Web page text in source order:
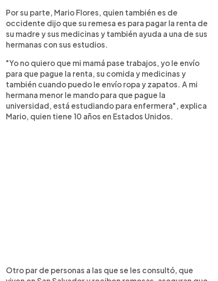
Por su parte, Mario Flores, quien también es de
occidente dijo que su remesa es para pagar la renta de
su madre y sus medicinas y también ayuda a una de sus
hermanas con sus estudios.
"Yo no quiero que mi mamá pase trabajos, yo le envío
para que pague la renta, su comida y medicinas y
también cuando puedo le envío ropa y zapatos. A mi
hermana menor le mando para que pague la
universidad, está estudiando para enfermera", explica
Mario, quien tiene 10 años en Estados Unidos.
Otro par de personas a las que se les consultó, que